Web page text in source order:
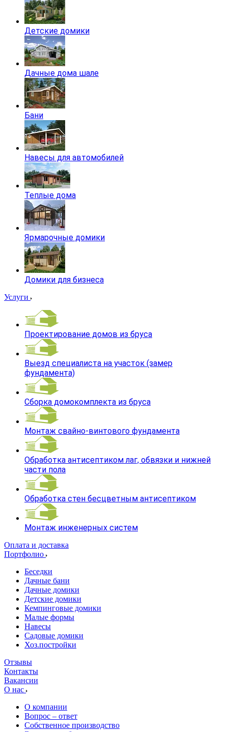
Детские домики
Дачные дома шале
Бани
Навесы для автомобилей
Теплые дома
Ярмарочные домики
Домики для бизнеса
Услуги
Проектирование домов из бруса
Выезд специалиста на участок (замер
фундамента)
Сборка домокомплекта из бруса
Монтаж свайно-винтового фундамента
Обработка антисептиком лаг, обвязки и нижней
части пола
Обработка стен бесцветным антисептиком
Монтаж инженерных систем
Оплата и доставка
Портфолио
Беседки
Дачные бани
Дачные домики
Детские домики
Кемпинговые домики
Малые формы
Навесы
Садовые домики
Хоз.постройки
Отзывы
Контакты
Вакансии
О нас
О компании
Вопрос – ответ
Собственное производство